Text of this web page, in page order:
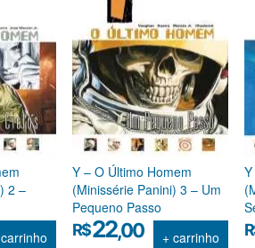
2 –
Y – O Último Homem
(Minissérie Panini) 3 – Um
Pequeno Passo
R$22,00 + carrinho